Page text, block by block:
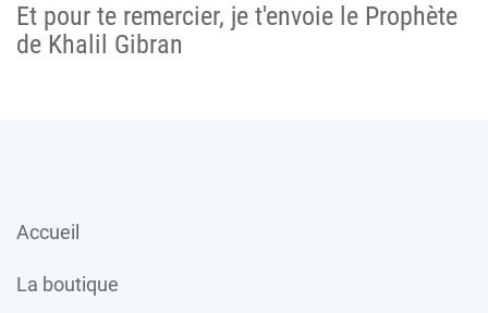
Et pour te remercier, je t'envoie le Prophète
de Khalil Gibran
Accueil
La boutique